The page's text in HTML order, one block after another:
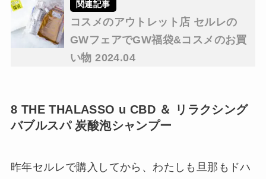
コスメのアウトレット店 セルレの
GWフェアでGW福袋&コスメのお買
い物 2024.04
8 THE THALASSO u CBD ＆ リラクシング
バブルスパ 炭酸泡シャンプー
昨年セルレで購入してから、わたしも旦那もドハ